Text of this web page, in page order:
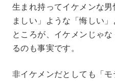
生まれ持ってイケメンな
ましい」ような「悔しい」
ところが、イケメンじゃ
るのも事実です。
非イケメンだとしても「